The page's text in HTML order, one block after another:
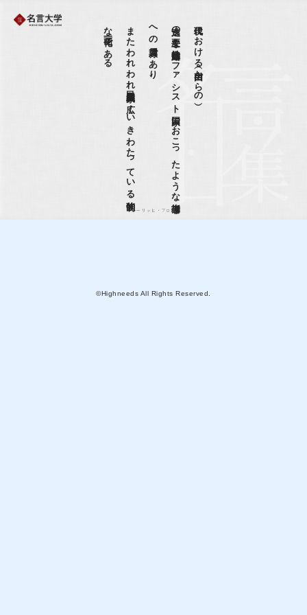
現代における（自由からの）
逃走の
主要な
社会的通路は
フ
ァ
シ
ス
ト
国家に
お
こ
っ
た
よ
う
な
指導者
へ
の
隷属で
あ
り
、
ま
た
わ
れ
わ
れ
民主主義国家に
広く
い
き
わ
た
っ
て
い
る
強制的
な
画一化で
あ
る
エーリッヒ・フロム
©Highneeds All Rights Reserved.